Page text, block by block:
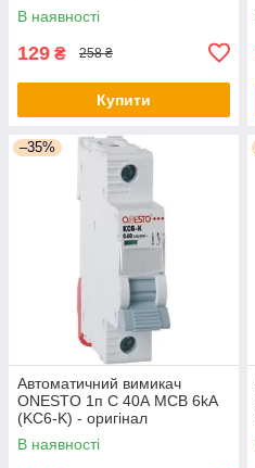
В наявності
129 ₴ 258 ₴
Купити
–35%
Автоматичний вимикач
ONESTO 1п С 40А MCB 6kA
(KC6-K) - оригінал
В наявності